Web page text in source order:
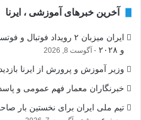
آخرین خبرهای آموزشی ، ایرنا
و ۲۰۲۸
آگوست 8, 2026
وزیر آموزش و پرورش از ایرنا
خبرنگاران معمار فهم عمومی و
تیم ملی ایران برای نخستین بار